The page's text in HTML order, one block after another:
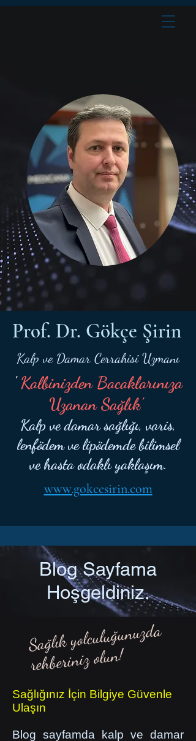
Kalp ve Damar Cerrahisi Uzmanı
Prof. Dr. Gökçe Şirin
Kalbinizden Bacaklarınıza
Uzanan Sağlık'
Kalp ve damar sağlığı, varis,
lenfödem ve lipödemde bilimsel
ve hasta odaklı yaklaşım.
www.gokcesirin.com
Blog Sayfama
Hoşgeldiniz.
Sağlık yolculuğunuzda
rehberiniz olun!
Sağlığınız İçin Bilgiye Güvenle
Ulaşın
Blog sayfamda kalp ve damar